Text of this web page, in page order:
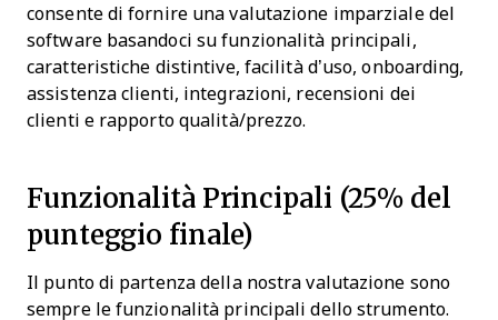
consente di fornire una valutazione imparziale del
software basandoci su funzionalità principali,
caratteristiche distintive, facilità d’uso, onboarding,
assistenza clienti, integrazioni, recensioni dei
clienti e rapporto qualità/prezzo.
Funzionalità Principali (25% del
punteggio finale)
Il punto di partenza della nostra valutazione sono
sempre le funzionalità principali dello strumento.